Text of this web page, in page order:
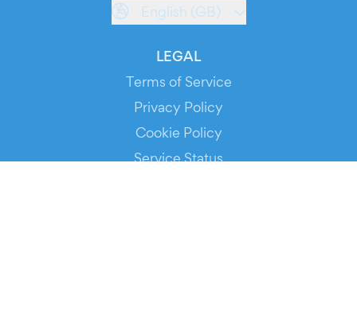
English (GB)
LEGAL
Terms of Service
Privacy Policy
Cookie Policy
Service Status